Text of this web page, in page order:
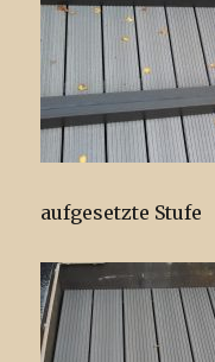
aufgesetzte Stufe